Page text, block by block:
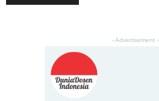
- Advertisement -